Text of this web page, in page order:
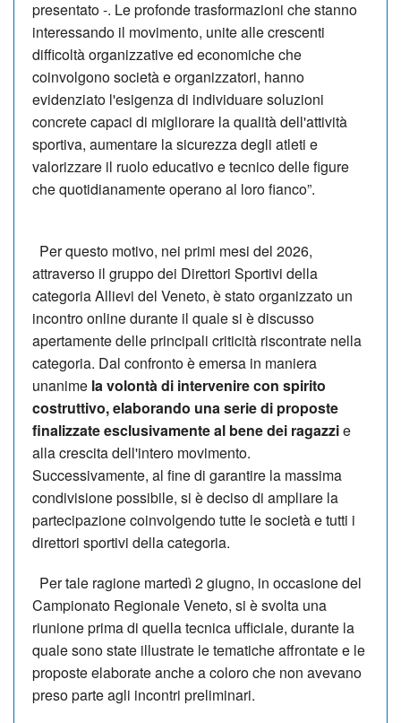
presentato -. Le profonde trasformazioni che stanno
interessando il movimento, unite alle crescenti
difficoltà organizzative ed economiche che
coinvolgono società e organizzatori, hanno
evidenziato l'esigenza di individuare soluzioni
concrete capaci di migliorare la qualità dell'attività
sportiva, aumentare la sicurezza degli atleti e
valorizzare il ruolo educativo e tecnico delle figure
che quotidianamente operano al loro fianco”.
Per questo motivo, nei primi mesi del 2026,
attraverso il gruppo dei Direttori Sportivi della
categoria Allievi del Veneto, è stato organizzato un
incontro online durante il quale si è discusso
apertamente delle principali criticità riscontrate nella
categoria. Dal confronto è emersa in maniera
unanime la volontà di intervenire con spirito
costruttivo, elaborando una serie di proposte
finalizzate esclusivamente al bene dei ragazzie
alla crescita dell'intero movimento.
Successivamente, al fine di garantire la massima
condivisione possibile, si è deciso di ampliare la
partecipazione coinvolgendo tutte le società e tutti i
direttori sportivi della categoria.
Per tale ragione martedì 2 giugno, in occasione del
Campionato Regionale Veneto, si è svolta una
riunione prima di quella tecnica ufficiale, durante la
quale sono state illustrate le tematiche affrontate e le
proposte elaborate anche a coloro che non avevano
preso parte agli incontri preliminari.